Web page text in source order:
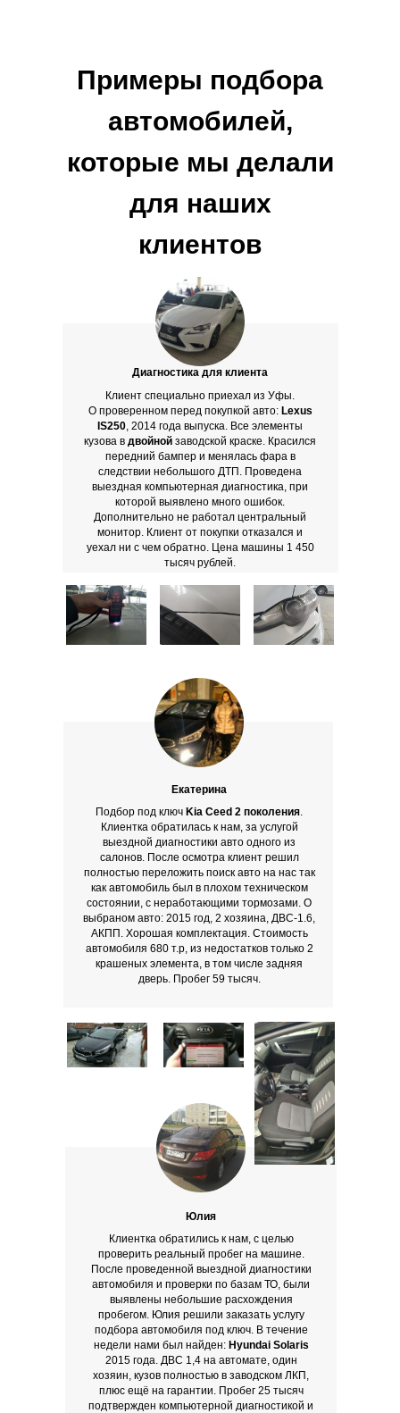
Диагностика для клиента
Клиент специально приехал из Уфы.
О проверенном перед покупкой авто: Lexus
IS250 , 2014 года выпуска. Все элементы
кузова в двойной заводской краске. Красился
передний бампер и менялась фара в
следствии небольшого ДТП. Проведена
выездная компьютерная диагностика, при
которой выявлено много ошибок.
Дополнительно не работал центральный
монитор. Клиент от покупки отказался и
уехал ни с чем обратно. Цена машины 1 450
тысяч рублей.
Подбор под ключ Kia Ceed 2 поколения
Клиентка обратилась к нам, за услугой
выездной диагностики авто одного из
салонов. После осмотра клиент решил
полностью переложить поиск авто на нас так
как автомобиль был в плохом техническом
состоянии, с неработающими тормозами. О
выбраном авто: 2015 год, 2 хозяина, ДВС-1.6,
АКПП. Хорошая комплектация. Стоимость
автомобиля 680 т.р, из недостатков только 2
крашеных элемента, в том числе задняя
дверь. Пробег 59 тысяч.
Екатерина
Клиентка обратились к нам, с целью
проверить реальный пробег на машине.
После проведенной выездной диагностики
автомобиля и проверки по базам ТО, были
выявлены небольшие расхождения
пробегом. Юлия решили заказать услугу
подбора автомобиля под ключ. В течение
недели нами был найден: Hyundai Solaris
2015 года. ДВС 1,4 на автомате, один
хозяин, кузов полностью в заводском ЛКП,
плюс ещё на гарантии. Пробег 25 тысяч
подтвержден компьютерной диагностикой и
Юлия
Примеры подбора
автомобилей,
которые мы делали
для наших
клиентов